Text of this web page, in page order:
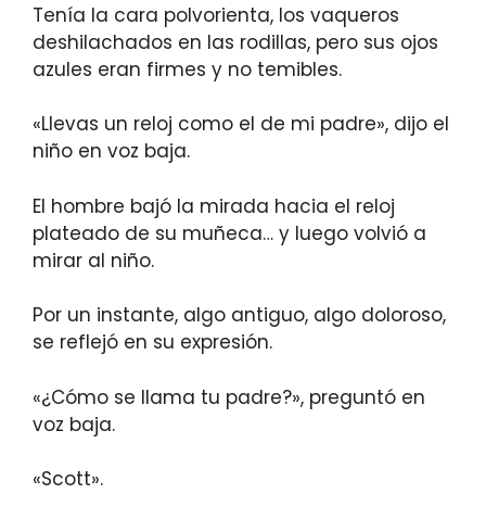
Tenía la cara polvorienta, los vaqueros
deshilachados en las rodillas, pero sus ojos
azules eran firmes y no temibles.
«Llevas un reloj como el de mi padre», dijo el
niño en voz baja.
El hombre bajó la mirada hacia el reloj
plateado de su muñeca… y luego volvió a
mirar al niño.
Por un instante, algo antiguo, algo doloroso,
se reflejó en su expresión.
«¿Cómo se llama tu padre?», preguntó en
voz baja.
«Scott».